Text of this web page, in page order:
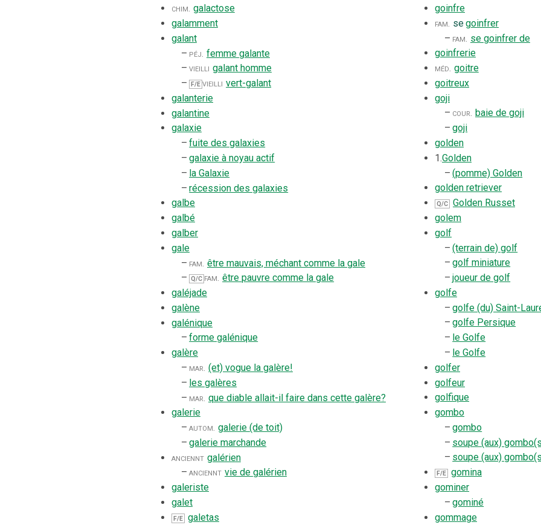
chim. galactose
galamment
galant
– péj. femme galante
– vieilli galant homme
–
F/E vieilli vert-galant
galanterie
galantine
galaxie
– fuite des galaxies
– galaxie à noyau actif
– la Galaxie
– récession des galaxies
galbe
galbé
galber
gale
– fam. être mauvais, méchant comme la gale
– Q/C fam. être pauvre comme la gale
galéjade
galène
galénique
– forme galénique
galère
– mar. (et) vogue la galère!
– les galères
– mar. que diable allait-il faire dans cette galère?
galerie
– autom. galerie (de toit)
– galerie marchande
anciennt galérien
– anciennt vie de galérien
galeriste
galet
F/E galetas
goinfre
fam. segoinfrer
– fam. se goinfrer de
goinfrerie
méd. goitre
goitreux
goji
– cour. baie de goji
– goji
golden
1.Golden
– (pomme) Golden
golden retriever
Q/C
Golden Russet
golem
golf
– (terrain de) golf
– golf miniature
– joueur de golf
golfe
– golfe (du) Saint-
– golfe Persique
– le Golfe
– le Golfe
golfer
golfeur
golfique
gombo
– gombo
– soupe (aux)
– soupe (aux)
F/E
gomina
gominer
– gominé
gommage